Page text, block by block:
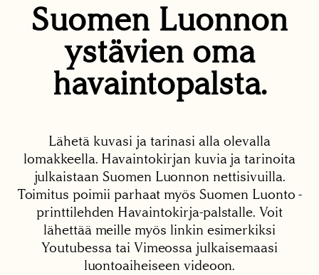
Suomen Luonnon
ystävien oma
havaintopalsta.
Lähetä kuvasi ja tarinasi alla olevalla
lomakkeella. Havaintokirjan kuvia ja tarinoita
julkaistaan Suomen Luonnon nettisivuilla.
Toimitus poimii parhaat myös Suomen Luonto -
printtilehden Havaintokirja-palstalle. Voit
lähettää meille myös linkin esimerkiksi
Youtubessa tai Vimeossa julkaisemaasi
luontoaiheiseen videoon.